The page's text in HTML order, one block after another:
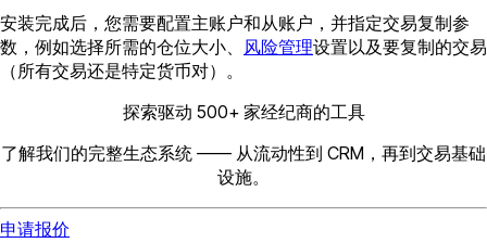
安装完成后，您需要配置主账户和从账户，并指定交易复制参
数，例如选择所需的仓位大小、 风险管理设置以及要复制的交易
（所有交易还是特定货币对）。
探索驱动 500+ 家经纪商的工具
了解我们的完整生态系统 —— 从流动性到 CRM，再到交易基础
设施。
申请报价